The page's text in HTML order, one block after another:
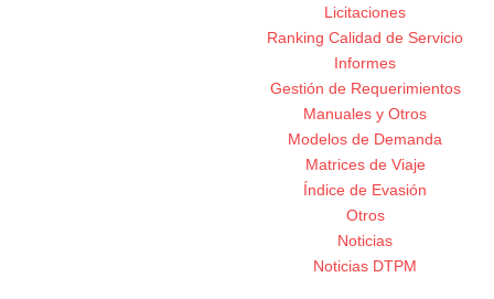
Licitaciones
Ranking Calidad de Servicio
Informes
Gestión de Requerimientos
Manuales y Otros
Modelos de Demanda
Matrices de Viaje
Índice de Evasión
Otros
Noticias
Noticias DTPM